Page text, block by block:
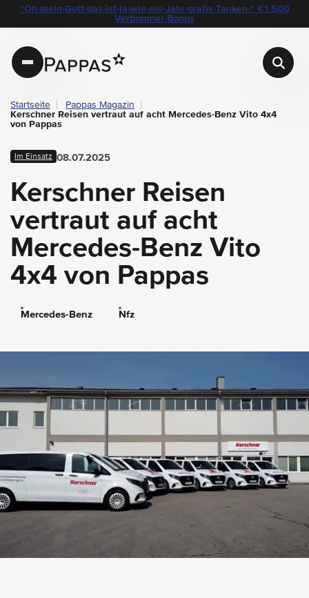
Navigation überspringen
Zum Hauptcontent
Zur Hauptnavigation springen
layout.table-of-content
Zuverlässigkeit, Sicherheit und Allradkompetenz für den täglichen
Kraftvoll durch das Mostviertel: Allrad für alle Fälle
Sicherheit, die mitdenkt
Mobilität mit Handschlagqualität: Pappas Amstetten
Pappas ist für Sie da
Unsere Empfehlungen
"Oh-mein-Gott-das-ist-ja-wie-ein-Jahr-gratis-Tanken-" €1.500
Verbrenner-Bonus
Pappas
Startseite
Pappas Magazin
Kerschner Reisen vertraut auf acht Mercedes-Benz Vito 4x4
von Pappas
Im Einsatz 08.07.2025
Kerschner Reisen
vertraut auf acht
Mercedes-Benz Vito
4x4 von Pappas
Mercedes-Benz Nfz